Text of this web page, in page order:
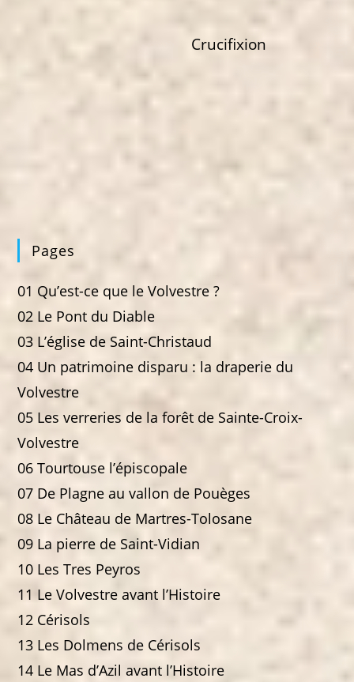
Crucifixion
Pages
01 Qu’est-ce que le Volvestre ?
02 Le Pont du Diable
03 L’église de Saint-Christaud
04 Un patrimoine disparu : la draperie du
Volvestre
05 Les verreries de la forêt de Sainte-Croix-
Volvestre
06 Tourtouse l’épiscopale
07 De Plagne au vallon de Pouèges
08 Le Château de Martres-Tolosane
09 La pierre de Saint-Vidian
10 Les Tres Peyros
11 Le Volvestre avant l’Histoire
12 Cérisols
13 Les Dolmens de Cérisols
14 Le Mas d’Azil avant l’Histoire